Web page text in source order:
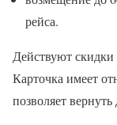
рейса.
Действуют
Карточка имеет
позволяет